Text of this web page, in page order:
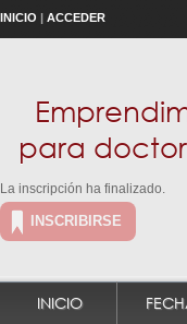
INICIO | ACCEDER
para
La inscripción ha finalizado.
INSCRIBIRSE
INICIO